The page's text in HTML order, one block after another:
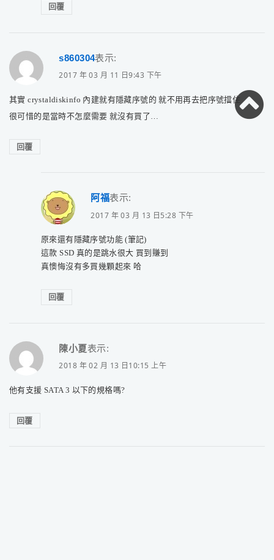
回覆
s860304表示:
2017 年 03 月 11 日9:43 下午
其實 crystaldiskinfo 內建就有隱藏序號的 就不用再去把序號擋住
很可惜的是當時不怎麼需要 就沒有買了…
回覆
阿福表示:
2017 年 03 月 13 日5:28 下午
原來還有隱藏序號功能 (筆記)
這款 SSD 真的是跳水很大 買到賺到
真懊悔沒有多買幾顆起來 哈
回覆
陳小夏表示:
2018 年 02 月 13 日10:15 上午
他有支援 SATA 3 以下的規格嗎?
回覆